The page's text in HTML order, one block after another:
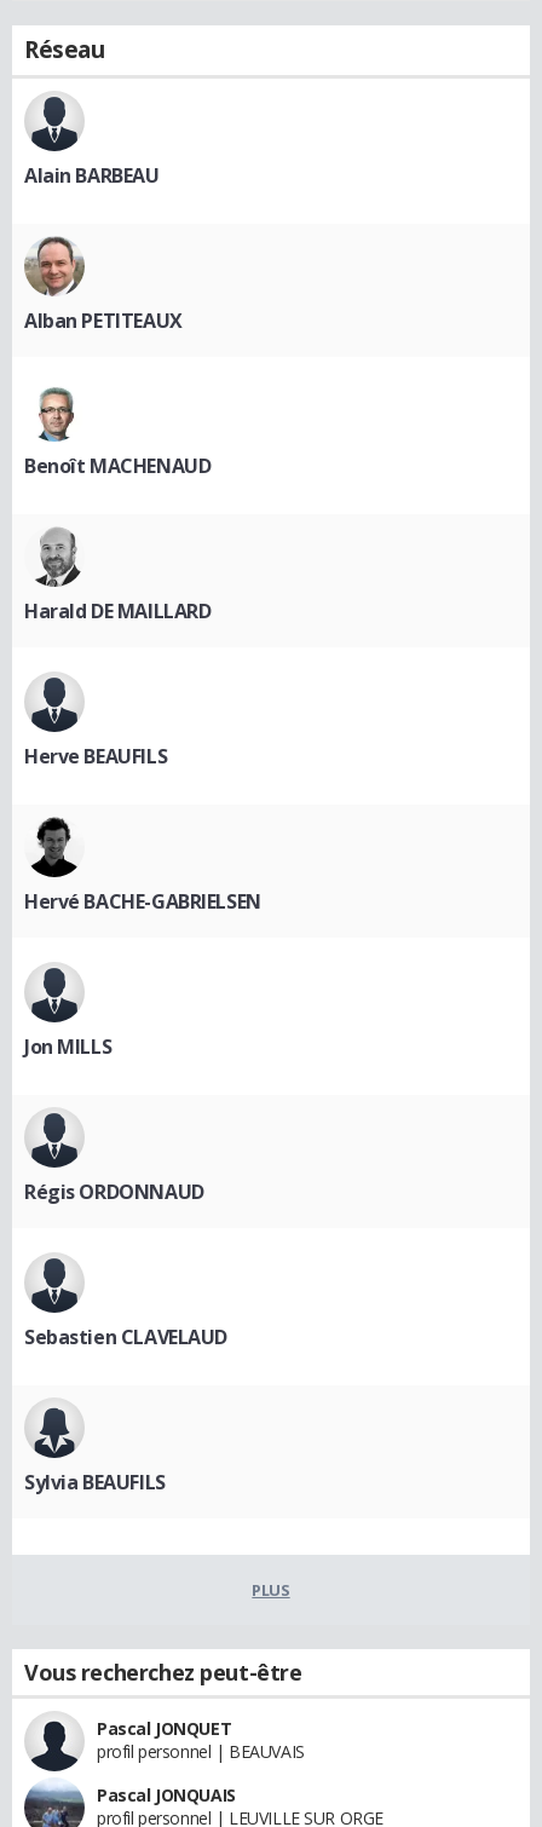
Réseau
Alain BARBEAU
Alban PETITEAUX
Benoît MACHENAUD
Harald DE MAILLARD
Herve BEAUFILS
Hervé BACHE-GABRIELSEN
Jon MILLS
Régis ORDONNAUD
Sebastien CLAVELAUD
Sylvia BEAUFILS
PLUS
Vous recherchez peut-être
Pascal JONQUET
profil personnel | BEAUVAIS
Pascal JONQUAIS
profil personnel | LEUVILLE SUR ORGE